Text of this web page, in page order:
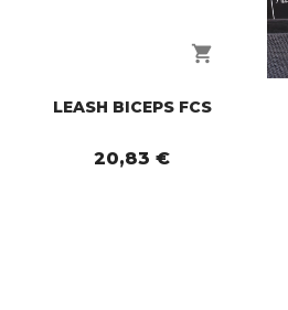
shopping_cart
LEASH BICEPS FCS
20,83 €